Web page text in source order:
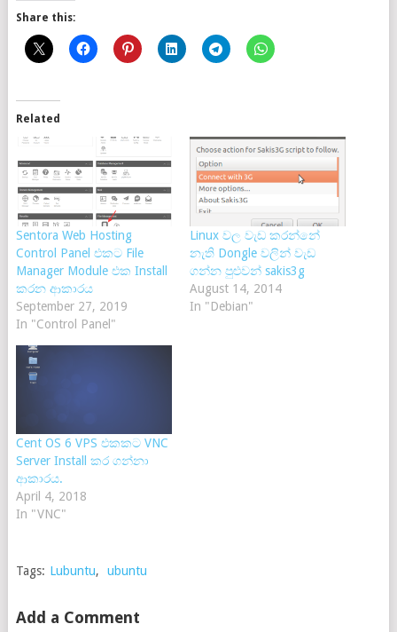
Share this:
Related
Sentora Web Hosting
Control Panel එකට File
Manager Module එක Install
කරන ආකාරය
September 27, 2019
In "Control Panel"
Linux වල වැඩ කරන්නේ
නැති Dongle වලින් වැඩ
ගන්න පුළුවන් sakis3g
August 14, 2014
In "Debian"
Cent OS 6 VPS එකකට VNC
Server Install කර ගන්නා
ආකාරය.
April 4, 2018
In "VNC"
Tags: Lubuntu, ubuntu
Add a Comment